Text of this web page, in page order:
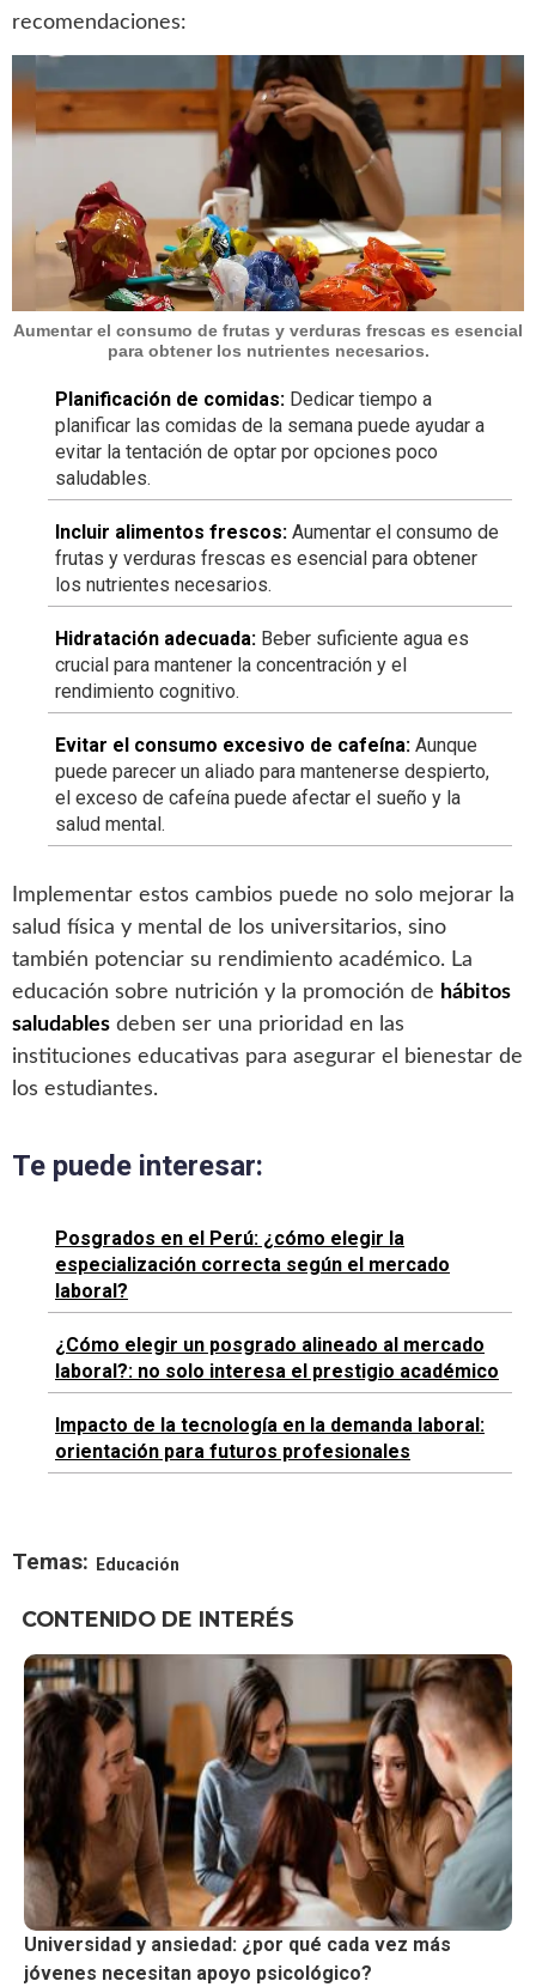
recomendaciones:
Aumentar el consumo de frutas y verduras frescas es esencial
para obtener los nutrientes necesarios.
Planificación de comidas: Dedicar tiempo a
planificar las comidas de la semana puede ayudar a
evitar la tentación de optar por opciones poco
saludables.
Incluir alimentos frescos: Aumentar el consumo de
frutas y verduras frescas es esencial para obtener
los nutrientes necesarios.
Hidratación adecuada: Beber suficiente agua es
crucial para mantener la concentración y el
rendimiento cognitivo.
Evitar el consumo excesivo de cafeína: Aunque
puede parecer un aliado para mantenerse despierto,
el exceso de cafeína puede afectar el sueño y la
salud mental.
Implementar estos cambios puede no solo mejorar la
salud física y mental de los universitarios, sino
también potenciar su rendimiento académico. La
educación sobre nutrición y la promoción de hábitos
saludables deben ser una prioridad en las
instituciones educativas para asegurar el bienestar de
los estudiantes.
Te puede interesar:
Posgrados en el Perú: ¿cómo elegir la
especialización correcta según el mercado
laboral?
¿Cómo elegir un posgrado alineado al mercado
laboral?: no solo interesa el prestigio académico
Impacto de la tecnología en la demanda laboral:
orientación para futuros profesionales
Temas: Educación
CONTENIDO DE INTERÉS
Universidad y ansiedad: ¿por qué cada vez más
jóvenes necesitan apoyo psicológico?